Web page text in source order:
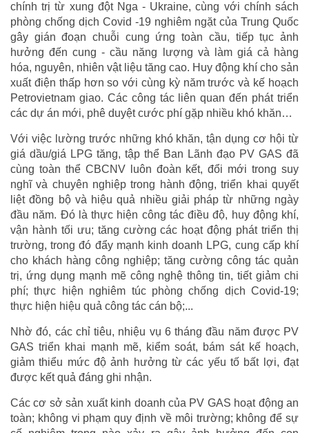
chính trị từ xung đột Nga - Ukraine, cùng với chính sách
phòng chống dịch Covid -19 nghiêm ngặt của Trung Quốc
gây gián đoạn chuỗi cung ứng toàn cầu, tiếp tục ảnh
hưởng đến cung - cầu năng lượng và làm giá cả hàng
hóa, nguyên, nhiên vật liệu tăng cao. Huy động khí cho sản
xuất điện thấp hơn so với cùng kỳ năm trước và kế hoạch
Petrovietnam giao. Các công tác liên quan đến phát triển
các dự án mới, phê duyệt cước phí gặp nhiều khó khăn…
Với việc lường trước những khó khăn, tận dụng cơ hội từ
giá dầu/giá LPG tăng, tập thể Ban Lãnh đạo PV GAS đã
cùng toàn thể CBCNV luôn đoàn kết, đổi mới trong suy
nghĩ và chuyên nghiệp trong hành động, triển khai quyết
liệt đồng bộ và hiệu quả nhiều giải pháp từ những ngày
đầu năm. Đó là thực hiện công tác điều độ, huy động khí,
vận hành tối ưu; tăng cường các hoạt động phát triển thị
trường, trong đó đẩy mạnh kinh doanh LPG, cung cấp khí
cho khách hàng công nghiệp; tăng cường công tác quản
trị, ứng dụng mạnh mẽ công nghệ thông tin, tiết giảm chi
phí; thực hiện nghiêm túc phòng chống dịch Covid-19;
thực hiện hiệu quả công tác cán bộ;...
Nhờ đó, các chỉ tiêu, nhiệu vụ 6 tháng đầu năm được PV
GAS triển khai mạnh mẽ, kiểm soát, bám sát kế hoạch,
giảm thiểu mức độ ảnh hưởng từ các yếu tố bất lợi, đạt
được kết quả đáng ghi nhận.
Các cơ sở sản xuất kinh doanh của PV GAS hoạt động an
toàn; không vi phạm quy định về môi trường; không để sự